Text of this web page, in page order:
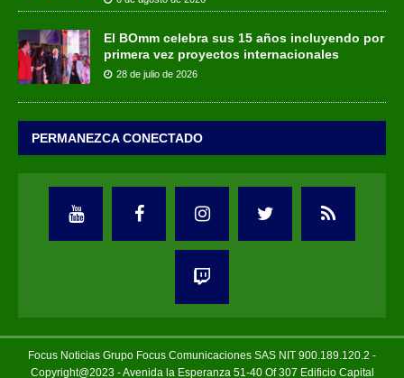
El BOmm celebra sus 15 años incluyendo por
primera vez proyectos internacionales
28 de julio de 2026
PERMANEZCA CONECTADO
Focus Noticias Grupo Focus Comunicaciones SAS NIT 900.189.120.2 -
Copyright@2023 - Avenida la Esperanza 51-40 Of 307 Edificio Capital